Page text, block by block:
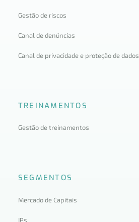
Gestão de riscos
Canal de denúncias
Canal de privacidade e proteção de dados
TREINAMENTOS
Gestão de treinamentos
SEGMENTOS
Mercado de Capitais
IPs